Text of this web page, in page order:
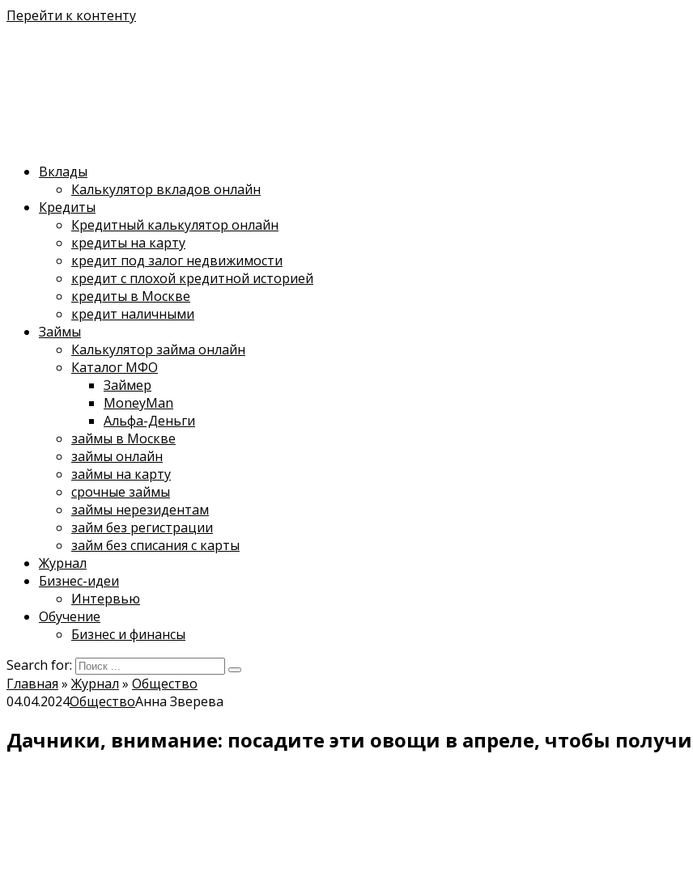
Перейти к контенту
Вклады
Калькулятор вкладов онлайн
Кредиты
Кредитный калькулятор онлайн
кредиты на карту
кредит под залог недвижимости
кредит с плохой кредитной историей
кредиты в Москве
кредит наличными
Займы
Калькулятор займа онлайн
Каталог МФО
Займер
MoneyMan
Альфа-Деньги
займы в Москве
займы онлайн
займы на карту
срочные займы
займы нерезидентам
займ без регистрации
займ без списания с карты
Журнал
Бизнес-идеи
Интервью
Обучение
Бизнес и финансы
Search for:
Главная » Журнал » Общество
04.04.2024ОбществоАнна Зверева
Дачники, внимание: посадите эти овощи в апреле, чтобы